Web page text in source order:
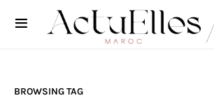
BROWSING TAG